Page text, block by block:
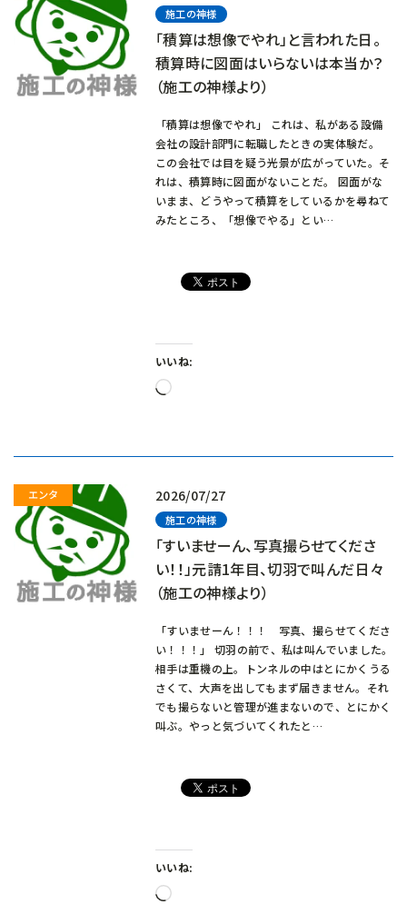
施工の神様
「積算は想像でやれ」と言われた日。
積算時に図面はいらないは本当か？
（施工の神様より）
「積算は想像でやれ」 これは、私がある設備
会社の設計部門に転職したときの実体験だ。
この会社では目を疑う光景が広がっていた。そ
れは、積算時に図面がないことだ。 図面がな
いまま、どうやって積算をしているかを尋ねて
みたところ、「想像でやる」とい…
いいね:
読
2026/07/27
施工の神様
「すいませーん、写真撮らせてくださ
い！！」元請1年目、切羽で叫んだ日々
（施工の神様より）
「すいませーん！！！ 写真、撮らせてくださ
い！！！」 切羽の前で、私は叫んでいました。
相手は重機の上。トンネルの中はとにかくうる
さくて、大声を出してもまず届きません。それ
でも撮らないと管理が進まないので、とにかく
叫ぶ。やっと気づいてくれたと…
いいね:
読